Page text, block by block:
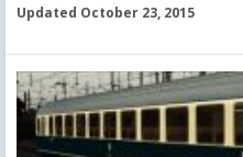
Updated October 23, 2015